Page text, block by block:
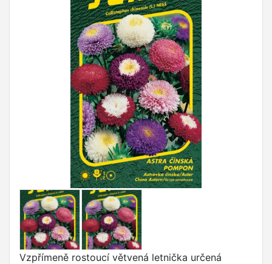
Vzpřímeně rostoucí větvená letnička určená